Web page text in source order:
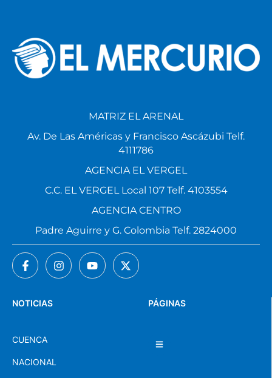
PÁGINAS
NOTICIAS
CUENCA
NACIONAL
MATRIZ EL ARENAL
Av. De Las Américas y Francisco Ascázubi Telf.
4111786
AGENCIA EL VERGEL
C.C. EL VERGEL Local 107 Telf. 4103554
AGENCIA CENTRO
Padre Aguirre y G. Colombia Telf. 2824000